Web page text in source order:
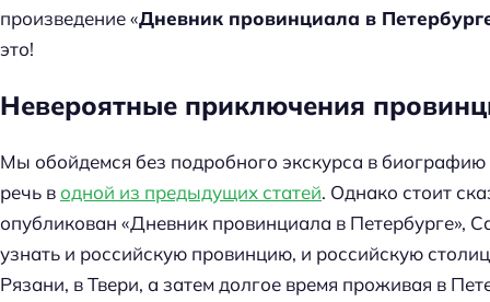
произведение «Дневник провинциала в
это!
Невероятные приключения
Мы обойдемся без подробного экскурса в биографию
речь в одной из предыдущих статей. Однако стоит
опубликован «Дневник провинциала в Петербурге»,
узнать и российскую провинцию, и российскую
Рязани, в Твери, а затем долгое время проживая в